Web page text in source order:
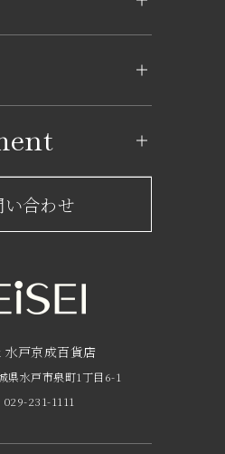
知らせ
ドについて
い合わせ
戸京成百貨店
県水戸市泉町1丁目6-1
029-231-1111